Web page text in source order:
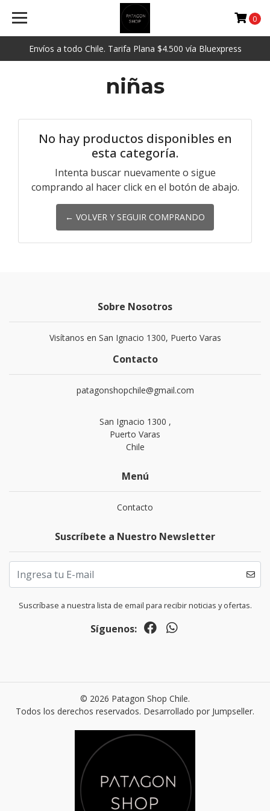
Envíos a todo Chile. Tarifa Plana $4.500 vía Bluexpress
0
niñas
No hay productos disponibles en
esta categoría.
Intenta buscar nuevamente o sigue
comprando al hacer click en el botón de abajo.
← VOLVER Y SEGUIR COMPRANDO
Sobre Nosotros
Visítanos en San Ignacio 1300, Puerto Varas
Contacto
patagonshopchile@gmail.com
San Ignacio 1300 ,
Puerto Varas
Chile
Menú
Contacto
Suscríbete a Nuestro Newsletter
Suscríbase a nuestra lista de email para recibir noticias y ofertas.
Síguenos:
© 2026 Patagon Shop Chile.
Todos los derechos reservados. Desarrollado por Jumpseller.